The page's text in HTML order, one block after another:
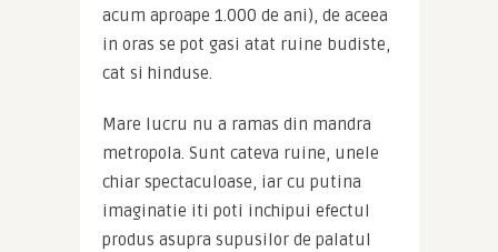
acum aproape 1.000 de ani), de aceea
in oras se pot gasi atat ruine budiste,
cat si hinduse.
Mare lucru nu a ramas din mandra
metropola. Sunt cateva ruine, unele
chiar spectaculoase, iar cu putina
imaginatie iti poti inchipui efectul
produs asupra supusilor de palatul